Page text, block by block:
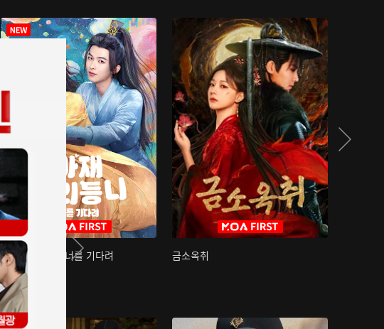
아재저리등니 : 너를 기다려 금소옥취